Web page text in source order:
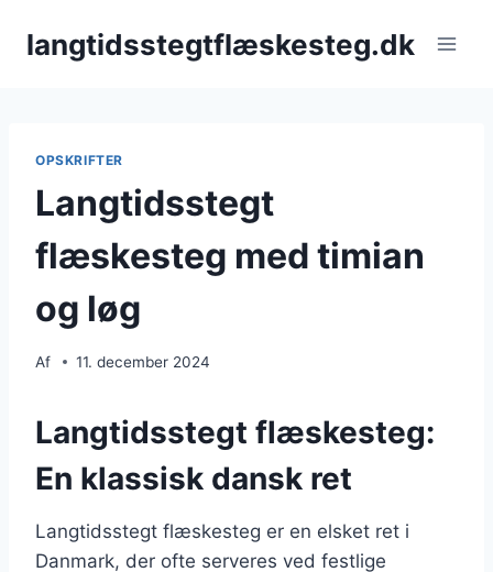
langtidsstegtflæskesteg.dk
OPSKRIFTER
Langtidsstegt
flæskesteg med timian
og løg
Af 11. december 2024
Langtidsstegt flæskesteg:
En klassisk dansk ret
Langtidsstegt flæskesteg er en elsket ret i
Danmark, der ofte serveres ved festlige